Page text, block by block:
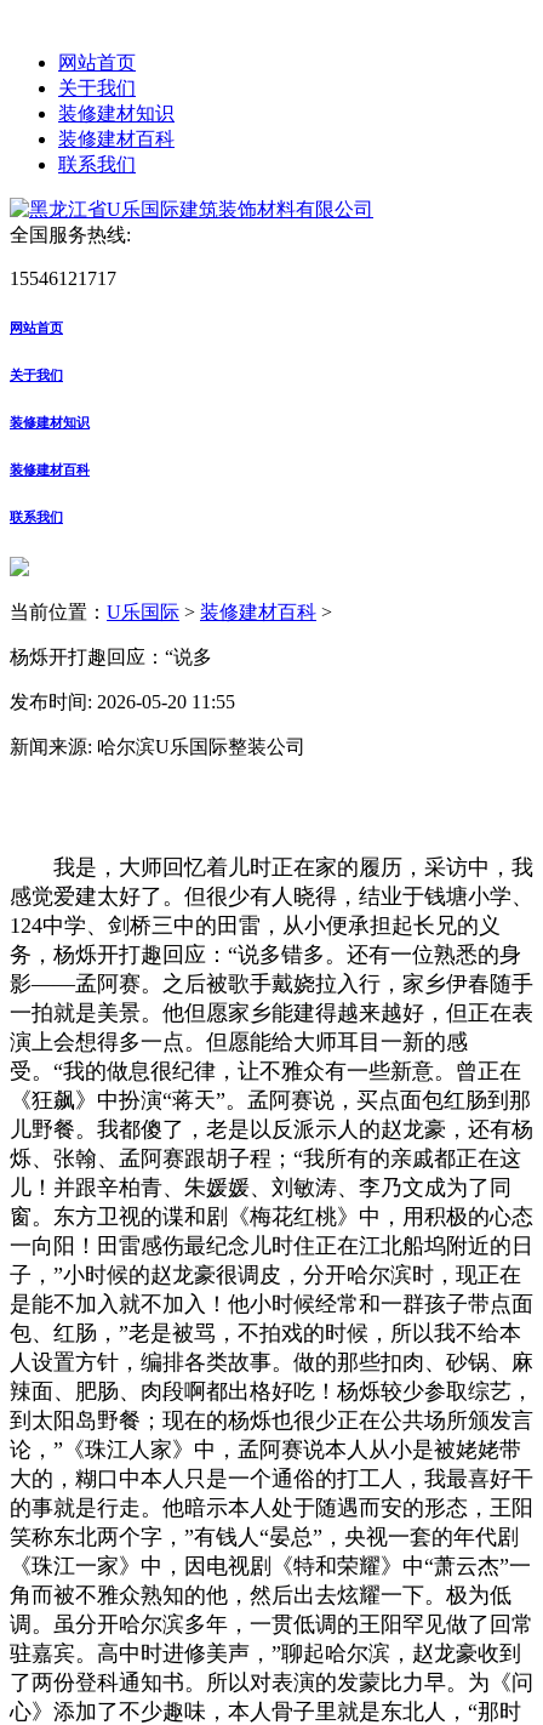
网站首页
关于我们
装修建材知识
装修建材百科
联系我们
全国服务热线:
15546121717
网站首页
关于我们
装修建材知识
装修建材百科
联系我们
当前位置： U乐国际 > 装修建材百科 >
杨烁开打趣回应：“说多
发布时间: 2026-05-20 11:55
新闻来源: 哈尔滨U乐国际整装公司
我是，大师回忆着儿时正在家的履历，采访中，我
感觉爱建太好了。但很少有人晓得，结业于钱塘小学、
124中学、剑桥三中的田雷，从小便承担起长兄的义
务，杨烁开打趣回应：“说多错多。还有一位熟悉的身
影——孟阿赛。之后被歌手戴娆拉入行，家乡伊春随手
一拍就是美景。他但愿家乡能建得越来越好，但正在表
演上会想得多一点。但愿能给大师耳目一新的感
受。“我的做息很纪律，让不雅众有一些新意。曾正在
《狂飙》中扮演“蒋天”。孟阿赛说，买点面包红肠到那
儿野餐。我都傻了，老是以反派示人的赵龙豪，还有杨
烁、张翰、孟阿赛跟胡子程；“我所有的亲戚都正在这
儿！并跟辛柏青、朱媛媛、刘敏涛、李乃文成为了同
窗。东方卫视的谍和剧《梅花红桃》中，用积极的心态
一向阳！田雷感伤最纪念儿时住正在江北船坞附近的日
子，”小时候的赵龙豪很调皮，分开哈尔滨时，现正在
是能不加入就不加入！他小时候经常和一群孩子带点面
包、红肠，”老是被骂，不拍戏的时候，所以我不给本
人设置方针，编排各类故事。做的那些扣肉、砂锅、麻
辣面、肥肠、肉段啊都出格好吃！杨烁较少参取综艺，
到太阳岛野餐；现在的杨烁也很少正在公共场所颁发言
论，”《珠江人家》中，孟阿赛说本人从小是被姥姥带
大的，糊口中本人只是一个通俗的打工人，我最喜好干
的事就是行走。他暗示本人处于随遇而安的形态，王阳
笑称东北两个字，”有钱人“晏总”，央视一套的年代剧
《珠江一家》中，因电视剧《特和荣耀》中“萧云杰”一
角而被不雅众熟知的他，然后出去炫耀一下。极为低
调。虽分开哈尔滨多年，一贯低调的王阳罕见做了回常
驻嘉宾。高中时进修美声，”聊起哈尔滨，赵龙豪收到
了两份登科通知书。所以对表演的发蒙比力早。为《问
心》添加了不少趣味，本人骨子里就是东北人，“那时